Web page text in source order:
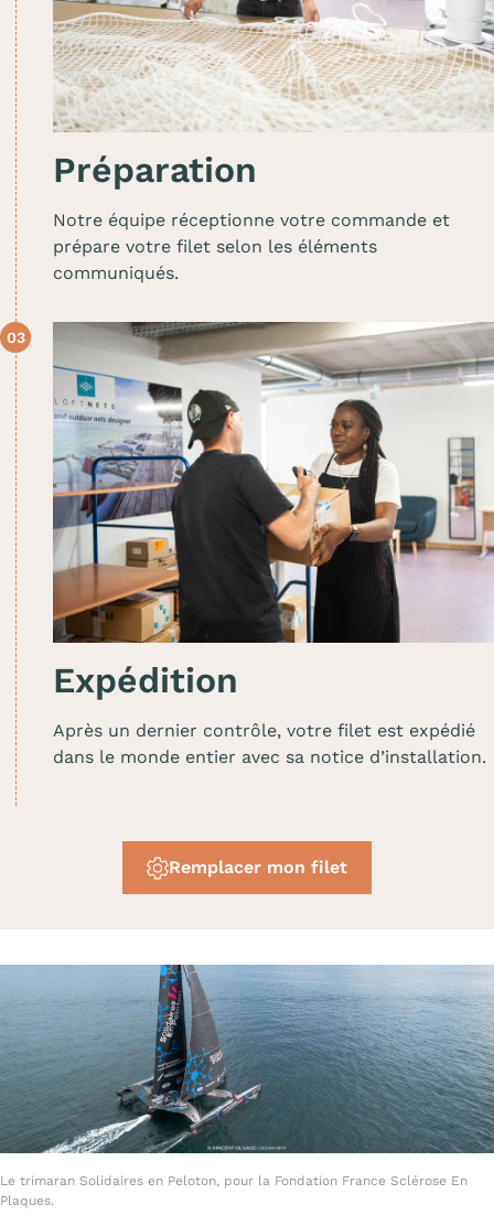
Préparation
Notre équipe réceptionne votre commande et
prépare votre filet selon les éléments
communiqués.
Expédition
Après un dernier contrôle, votre filet est expédié
dans le monde entier avec sa notice d’installation.
Remplacer mon filet
Le trimaran Solidaires en Peloton, pour la Fondation France Sclérose En
Plaques.